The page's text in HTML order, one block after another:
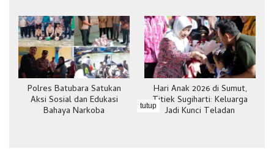
Polres Batubara Satukan
Aksi Sosial dan Edukasi
Bahaya Narkoba
Hari Anak 2026 di Sumut,
Titiek Sugiharti: Keluarga
Jadi Kunci Teladan
tutup